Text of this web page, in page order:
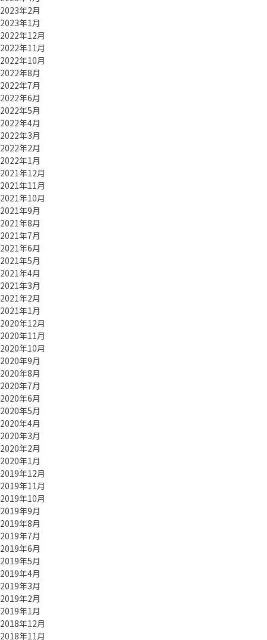
2023年2月
2023年1月
2022年12月
2022年11月
2022年10月
2022年8月
2022年7月
2022年6月
2022年5月
2022年4月
2022年3月
2022年2月
2022年1月
2021年12月
2021年11月
2021年10月
2021年9月
2021年8月
2021年7月
2021年6月
2021年5月
2021年4月
2021年3月
2021年2月
2021年1月
2020年12月
2020年11月
2020年10月
2020年9月
2020年8月
2020年7月
2020年6月
2020年5月
2020年4月
2020年3月
2020年2月
2020年1月
2019年12月
2019年11月
2019年10月
2019年9月
2019年8月
2019年7月
2019年6月
2019年5月
2019年4月
2019年3月
2019年2月
2019年1月
2018年12月
2018年11月